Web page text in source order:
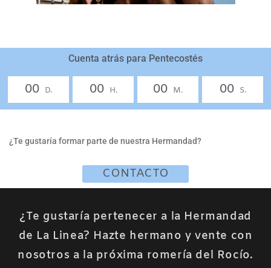
Cuenta atrás para Pentecostés
00 D. 00 H. 00 M. 00 S.
¿Te gustaría formar parte de nuestra Hermandad?
CONTACTO
¿Te gustaría pertenecer a la Hermandad
de La Linea? Hazte hermano y vente con
nosotros a la próxima romería del Rocío.